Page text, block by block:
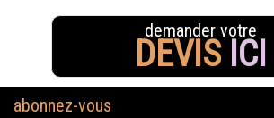
demander votre
DEVIS ICI
abonnez-vous